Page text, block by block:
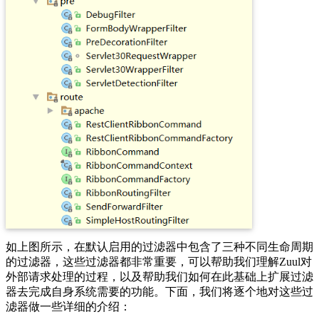
如上图所示，在默认启用的过滤器中包含了三种不同生命周期
的过滤器，这些过滤器都非常重要，可以帮助我们理解Zuul对
外部请求处理的过程，以及帮助我们如何在此基础上扩展过滤
器去完成自身系统需要的功能。下面，我们将逐个地对这些过
滤器做一些详细的介绍：